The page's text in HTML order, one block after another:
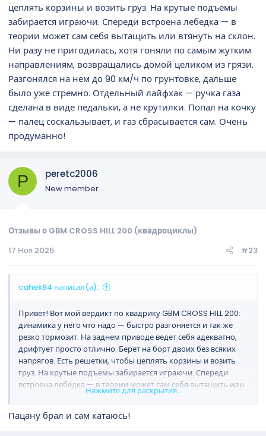
цеплять корзины и возить груз. На крутые подъемы
забирается играючи. Спереди встроена лебедка — в
теории может сам себя вытащить или втянуть на склон.
Ни разу не пригодилась, хотя гоняли по самым жутким
направлениям, возвращались домой целиком из грязи.
Разгонялся на нем до 90 км/ч по грунтовке, дальше
было уже стремно. Отдельный лайфхак — ручка газа
сделана в виде педальки, а не крутилки. Попал на кочку
— палец соскальзывает, и газ сбрасывается сам. Очень
продуманно!
P peretc2006
New member
Отзывы о GBM CROSS HILL 200 (квадроциклы)
17 Ноя 2025
#23
cahek84 написал(а):
Привет! Вот мой вердикт по квадрику GBM CROSS HILL 200:
динамика у него что надо — быстро разгоняется и так же
резко тормозит. На заднем приводе ведет себя адекватно,
дрифтует просто отлично. Берет на борт двоих без всяких
напрягов. Есть решетки, чтобы цеплять корзины и возить
груз. На крутые подъемы забирается играючи. Спереди
встроена лебедка — в теории может сам себя вытащить или
втянуть на склон. Ни разу не пригодилась, хотя гоняли по
целиком из грязи. Разгонялся на нем до 90 км/ч по
Нажмите для раскрытия...
Пацану брал и сам катаюсь!